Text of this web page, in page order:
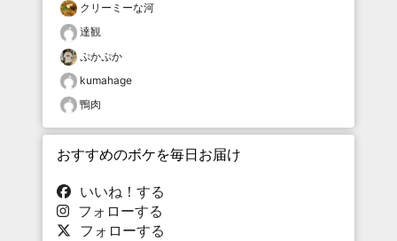
クリーミーな河
達観
ぷかぷか
kumahage
鴨肉
おすすめのボケを毎日お届け
いいね！する
フォローする
フォローする